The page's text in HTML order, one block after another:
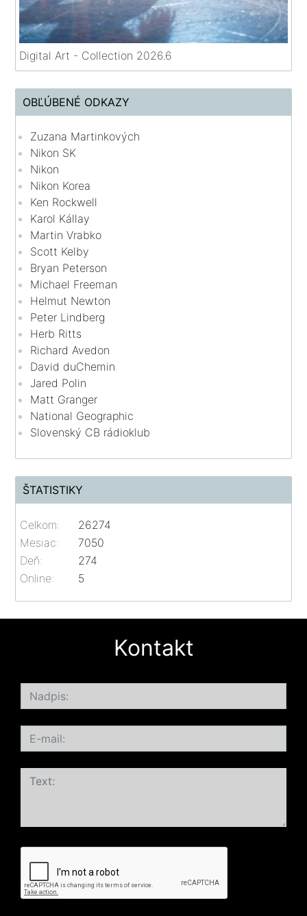
Digital Art - Collection 2026.6
OBĽÚBENÉ ODKAZY
Zuzana Martinkových
Nikon SK
Nikon
Nikon Korea
Ken Rockwell
Karol Kállay
Martin Vrabko
Scott Kelby
Bryan Peterson
Michael Freeman
Helmut Newton
Peter Lindberg
Herb Ritts
Richard Avedon
David duChemin
Jared Polin
Matt Granger
National Geographic
Slovenský CB rádioklub
ŠTATISTIKY
Online: 5
Celkom:
26274
Mesiac:
7050
Deň:
274
Kontakt